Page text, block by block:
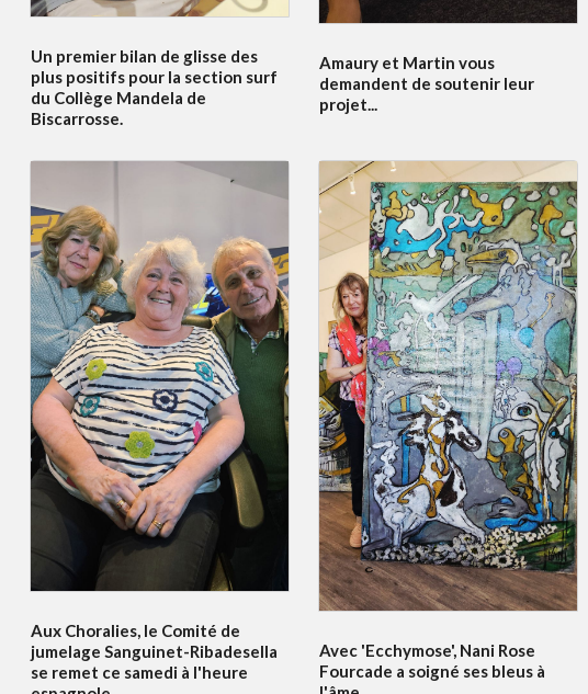
Un premier bilan de glisse des
plus positifs pour la section surf
du Collège Mandela de
Biscarrosse.
Amaury et Martin vous
demandent de soutenir leur
projet...
Aux Choralies, le Comité de
jumelage Sanguinet-Ribadesella
se remet ce samedi à l'heure
Avec 'Ecchymose', Nani Rose
Fourcade a soigné ses bleus à